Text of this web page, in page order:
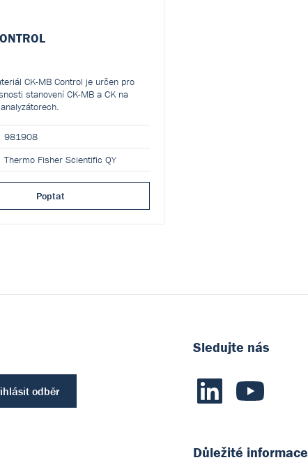
CK-MB Control je určen pro
stanovení CK-MB a CK na
981908
Thermo Fisher Scientific QY
Poptat
odběr
Sledujte nás
Důležité informace